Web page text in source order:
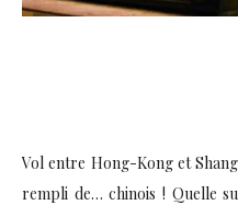
Vol entre Hong-Kong et
rempli de… chinois ! Quelle